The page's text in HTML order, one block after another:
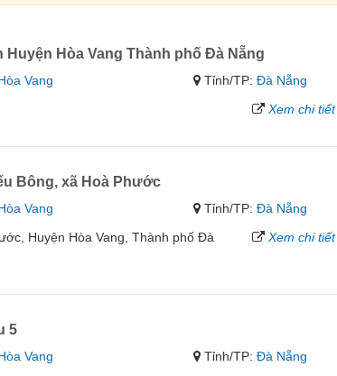
Hòa Vang Thành phố Đà Nẵng
Vang Tỉnh/TP:Đà Nẵng
Xem chi tiết
Bông, xã Hoà Phước
Vang Tỉnh/TP:Đà Nẵng
Huyện Hòa Vang, Thành phố Đà
Xem chi tiết
5
Vang Tỉnh/TP:Đà Nẵng